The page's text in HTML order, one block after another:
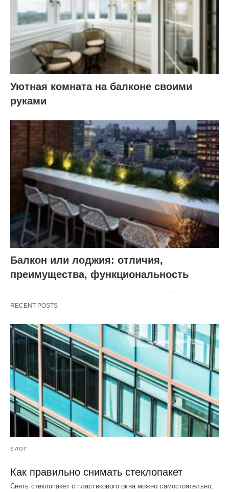
Уютная комната на балконе своими
руками
Балкон или лоджия: отличия,
преимущества, функциональность
RECENT POSTS
БЛОГ
Как правильно снимать стеклопакет
Снять стеклопакет с пластикового окна можно самостоятельно,